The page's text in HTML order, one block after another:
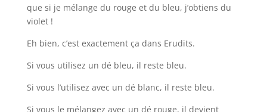
que si je mélange du rouge et du bleu, j’obtiens du
violet !
Eh bien, c’est exactement ça dans Erudits.
Si vous utilisez un dé bleu, il reste bleu.
Si vous l’utilisez avec un dé blanc, il reste bleu.
Si vous le mélangez avec un dé rouge, il devient